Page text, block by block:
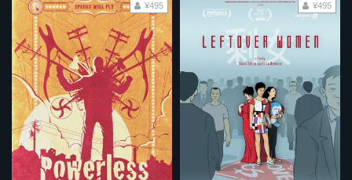
¥495 ¥495